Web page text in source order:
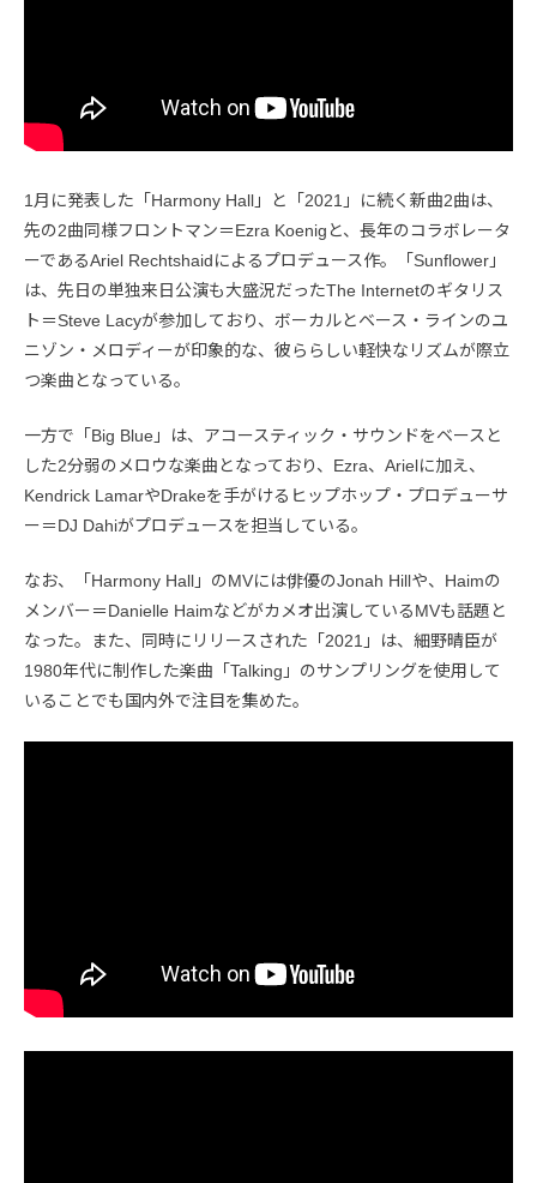
1月に発表した「Harmony Hall」と「2021」に続く新曲2曲は、
先の2曲同様フロントマン＝Ezra Koenigと、長年のコラボレータ
ーであるAriel Rechtshaidによるプロデュース作。「Sunflower」
は、先日の単独来日公演も大盛況だったThe Internetのギタリス
ト＝Steve Lacyが参加しており、ボーカルとベース・ラインのユ
ニゾン・メロディーが印象的な、彼ららしい軽快なリズムが際立
つ楽曲となっている。
一方で「Big Blue」は、アコースティック・サウンドをベースと
した2分弱のメロウな楽曲となっており、Ezra、Arielに加え、
Kendrick LamarやDrakeを手がけるヒップホップ・プロデューサ
ー＝DJ Dahiがプロデュースを担当している。
なお、「Harmony Hall」のMVには俳優のJonah Hillや、Haimの
メンバー＝Danielle Haimなどがカメオ出演しているMVも話題と
なった。また、同時にリリースされた「2021」は、細野晴臣が
1980年代に制作した楽曲「Talking」のサンプリングを使用して
いることでも国内外で注目を集めた。